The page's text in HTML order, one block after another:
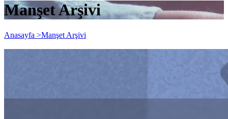
Manşet Arşivi
Anasayfa >Manşet Arşivi